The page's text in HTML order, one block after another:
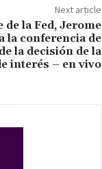
Next article
de la Fed, Jerome
la conferencia de
la decisión de la
interés – en vivo